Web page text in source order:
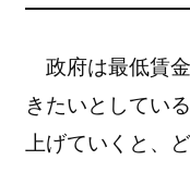
政府は最低賃
きたいとしてい
上げていくと、